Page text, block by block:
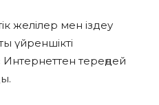
желілер мен іздеу
үйреншікті
Интернеттен тереңдей